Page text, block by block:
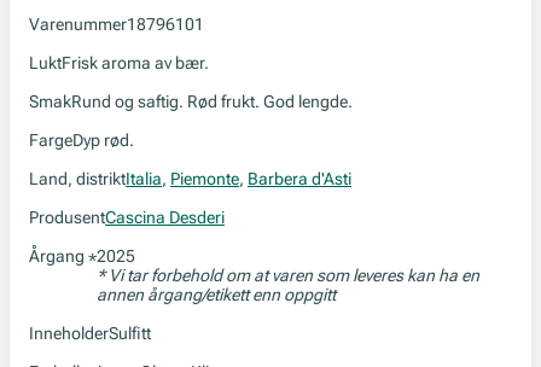
Varenummer18796101
LuktFrisk aroma av bær.
SmakRund og saftig. Rød frukt. God lengde.
FargeDyp rød.
Land, distriktItalia, Piemonte, Barbera d'Asti
ProdusentCascina Desderi
Årgang *2025
* Vi tar forbehold om at varen som leveres kan ha en
annen årgang/etikett enn oppgitt
InneholderSulfitt